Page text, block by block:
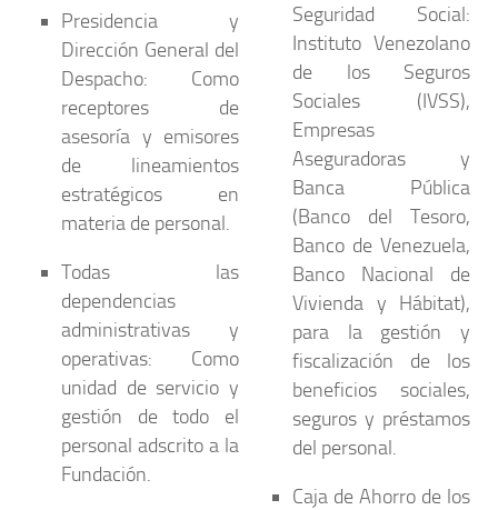
Presidencia y
Dirección General del
Despacho: Como
receptores de
asesoría y emisores
de lineamientos
estratégicos en
materia de personal.
Todas las
dependencias
administrativas y
operativas: Como
unidad de servicio y
gestión de todo el
personal adscrito a la
Fundación.
Seguridad Social:
Instituto Venezolano
de los Seguros
Sociales (IVSS),
Empresas
Aseguradoras y
Banca Pública
(Banco del Tesoro,
Banco de Venezuela,
Banco Nacional de
Vivienda y Hábitat),
para la gestión y
fiscalización de los
beneficios sociales,
seguros y préstamos
del personal.
Caja de Ahorro de los